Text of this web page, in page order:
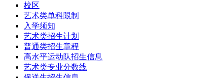
校区
艺术类单科限制
入学须知
艺术类招生计划
普通类招生章程
高水平运动队招生信息
艺术类专业分数线